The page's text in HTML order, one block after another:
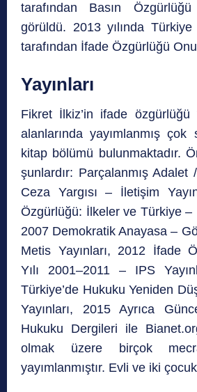
tarafından Basın
görüldü. 2013 yılında Türkiye
tarafından İfade Özgürlüğü
Yayınları
Fikret İlkiz’in ifade
alanlarında yayımlanmış çok
kitap bölümü bulunmaktadır.
şunlardır: Parçalanmış Adalet
Ceza Yargısı – İletişim
Özgürlüğü: İlkeler ve Türkiye –
2007 Demokratik Anayasa –
Metis Yayınları, 2012 İfade
Yılı 2001–2011 – IPS
Türkiye’de Hukuku Yeniden
Yayınları, 2015 Ayrıca
Hukuku Dergileri ile
olmak üzere birçok
yayımlanmıştır. Evli ve iki